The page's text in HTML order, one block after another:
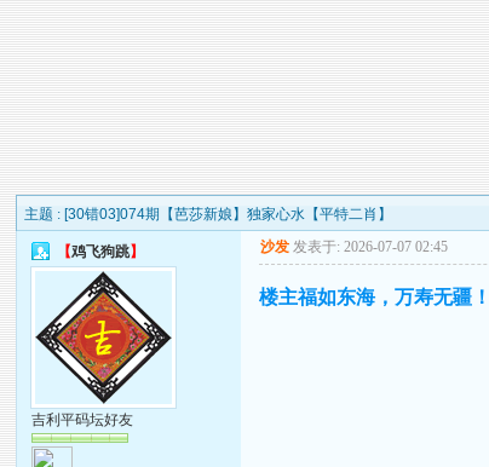
主题 : [30错03]074期【芭莎新娘】独家心水【平特二肖】
【鸡飞狗跳】
吉利平码坛好友
沙发 发表于: 2026-07-07 02:45
楼主福如东海，万寿无疆！